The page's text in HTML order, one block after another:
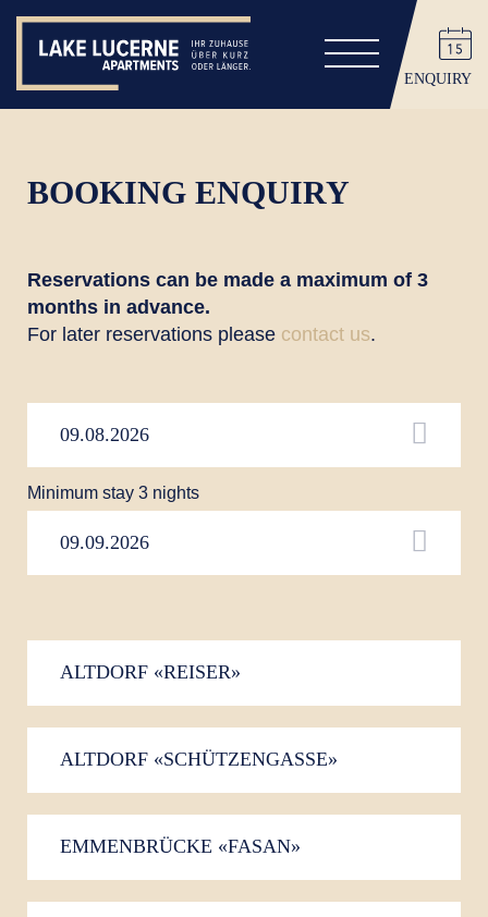
ENQUIRY
BOOKING ENQUIRY
Reservations can be made a maximum of 3
months in advance.
For later reservations please contact us.
Minimum stay 3 nights
ALTDORF «REISER»
ALTDORF «SCHÜTZENGASSE»
EMMENBRÜCKE «FASAN»